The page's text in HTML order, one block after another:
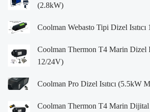
(2.8kW)
Coolman Webasto Tipi Dizel
Coolman Thermon T4 Marin Dizel
12/24V)
Coolman Pro Dizel Isıtıcı (5.5kW
Coolman Thermon T4 Marin Dijital